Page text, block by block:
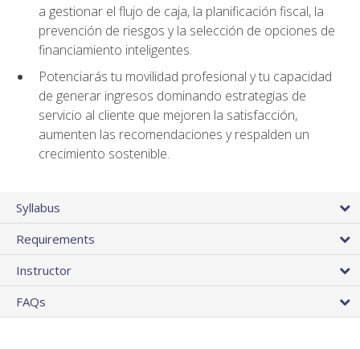
a gestionar el flujo de caja, la planificación fiscal, la
prevención de riesgos y la selección de opciones de
financiamiento inteligentes.
Potenciarás tu movilidad profesional y tu capacidad
de generar ingresos dominando estrategias de
servicio al cliente que mejoren la satisfacción,
aumenten las recomendaciones y respalden un
crecimiento sostenible.
Syllabus
Requirements
Instructor
FAQs